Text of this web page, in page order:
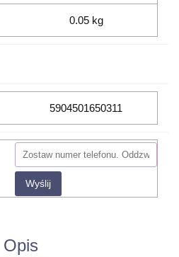
0.05 kg
5904501650311
Wyślij
Opis